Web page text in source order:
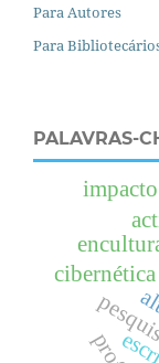
Para Autores
Para
PALAVRAS-
cibernética